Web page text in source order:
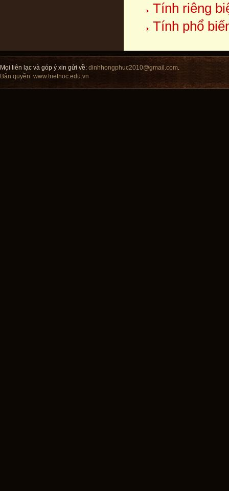
Tính riêng
Tính phổ
Mọi liên lạc và góp ý xin gửi về: dinhhongphuc2010@gmail.com.
Bản quyền: www.triethoc.edu.vn